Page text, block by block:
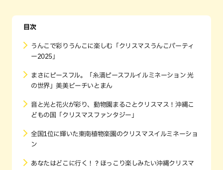
目次
うんこで彩りうんこに楽しむ「クリスマスうんこパーティ
ー2025」
まさにピースフル。「糸満ピースフルイルミネーション 光
の世界」美美ビーチいとまん
音と光と花火が彩り、動物園まるごとクリスマス！沖縄こ
どもの国「クリスマスファンタジー」
全国1位に輝いた東南植物楽園のクリスマスイルミネーショ
ン
あなたはどこに行く！？ほっこり楽しみたい沖縄クリスマ